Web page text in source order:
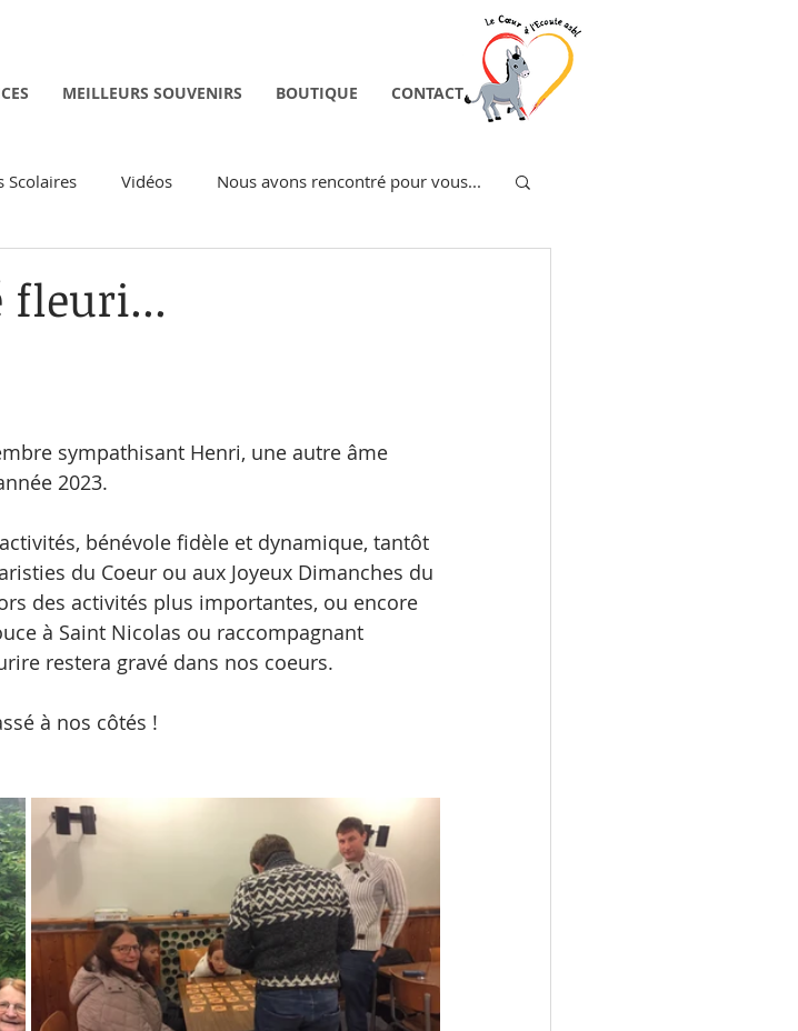
MEILLEURS SOUVENIRS BOUTIQUE CONTACT
Scolaires Vidéos Nous avons rencontré pour vous...
fleuri...
sympathisant Henri, une autre âme
2023.
bénévole fidèle et dynamique, tantôt
du Coeur ou aux Joyeux Dimanches du
des activités plus importantes, ou encore
à Saint Nicolas ou raccompagnant
restera gravé dans nos coeurs.
à nos côtés !